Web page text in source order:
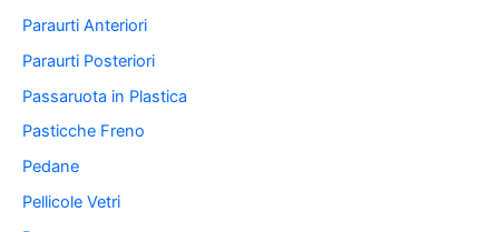
Paraurti Anteriori
Paraurti Posteriori
Passaruota in Plastica
Pasticche Freno
Pedane
Pellicole Vetri